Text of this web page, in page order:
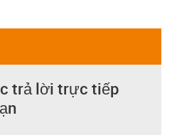
trả lời trực tiếp